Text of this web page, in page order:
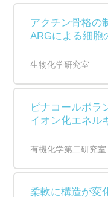
アクチン骨格の
ARGによる細胞
生物化学研究室
ピナコールボラ
イオン化エネル
有機化学第二研究室
柔軟に構造が変